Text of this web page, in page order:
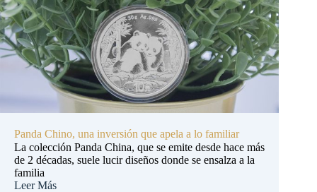
Panda Chino, una inversión que apela a lo familiar
La colección Panda China, que se emite desde hace más
de 2 décadas, suele lucir diseños donde se ensalza a la
familia
Leer Más